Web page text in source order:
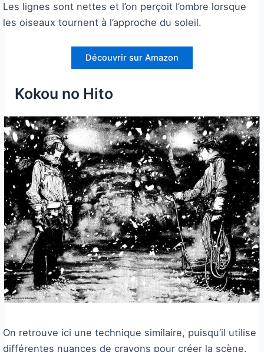
Les lignes sont nettes et l’on perçoit l’ombre lorsque
les oiseaux tournent à l’approche du soleil.
Découvrir sur Amazon
Kokou no Hito
On retrouve ici une technique similaire, puisqu’il utilise
différentes nuances de crayons pour créer la scène.